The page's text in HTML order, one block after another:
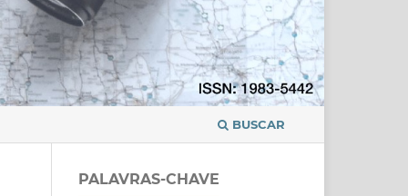
BUSCAR
PALAVRAS-CHAVE